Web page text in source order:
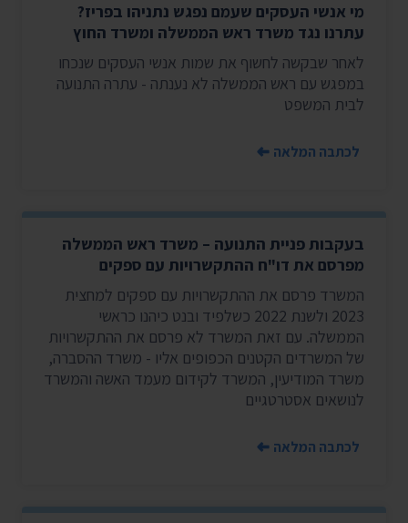
מי אנשי העסקים שעמם נפגש נתניהו בפריז?
עתרנו נגד משרד ראש הממשלה ומשרד החוץ
לאחר שבקשה לחשוף את שמות אנשי העסקים שנכחו
במפגש עם ראש הממשלה לא נענתה - עתרה התנועה
לבית המשפט
לכתבה המלאה
בעקבות פניית התנועה – משרד ראש הממשלה
מפרסם את דו"ח ההתקשרויות עם ספקים
המשרד פרסם את ההתקשרויות עם ספקים למחצית
2023 ולשנת 2022 כשלפיד ובנט כיהנו כראשי
הממשלה. עם זאת המשרד לא פרסם את ההתקשרויות
של המשרדים הקטנים הכפופים אליו - משרד ההסברה,
משרד המודיעין, המשרד לקידום מעמד האשה והמשרד
לנושאים אסטרטגיים
לכתבה המלאה